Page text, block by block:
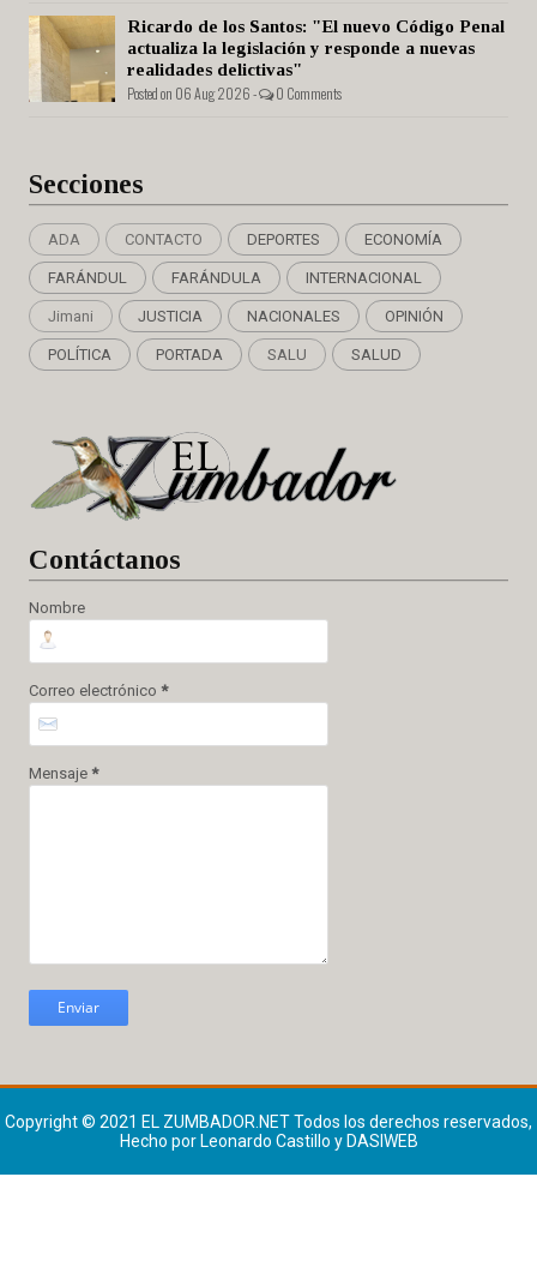
Ricardo de los Santos: "El nuevo Código Penal
actualiza la legislación y responde a nuevas
realidades delictivas"
Posted on 06 Aug 2026 - 0 Comments
Secciones
ADA CONTACTO DEPORTES ECONOMÍA
FARÁNDUL FARÁNDULA INTERNACIONAL
Jimani JUSTICIA NACIONALES OPINIÓN
POLÍTICA PORTADA SALU SALUD
Contáctanos
Nombre
Correo electrónico *
Mensaje *
Copyright © 2021 EL ZUMBADOR.NETTodos los derechos reservados,
Hecho por Leonardo Castillo y DASIWEB